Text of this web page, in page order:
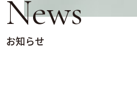
News
お知らせ